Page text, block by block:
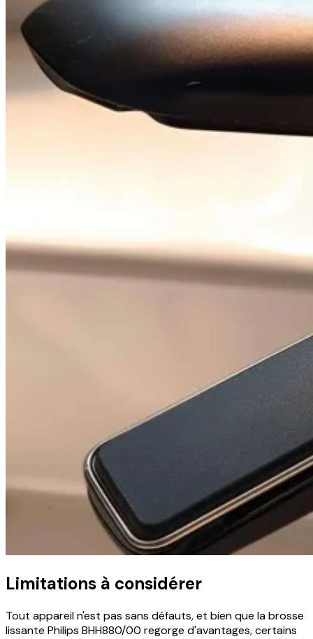
Limitations à considérer
Tout appareil n'est pas sans défauts, et bien que la brosse
lissante Philips BHH880/00 regorge d'avantages, certains